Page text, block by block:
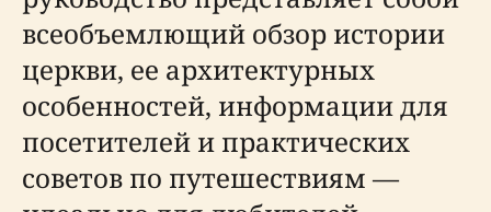
всеобъемлющий обзор истории
церкви, ее архитектурных
особенностей, информации для
посетителей и практических
советов по путешествиям —